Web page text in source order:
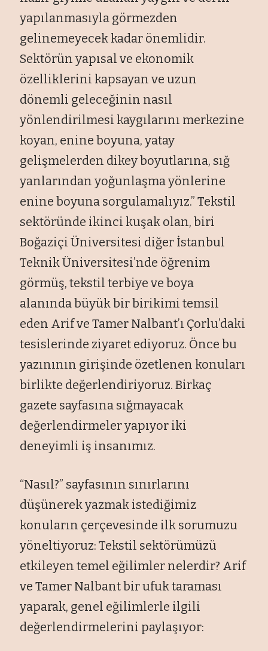
yapılanmasıyla görmezden
gelinemeyecek kadar önemlidir.
Sektörün yapısal ve ekonomik
özelliklerini kapsayan ve uzun
dönemli geleceğinin nasıl
yönlendirilmesi kaygılarını merkezine
koyan, enine boyuna, yatay
gelişmelerden dikey boyutlarına, sığ
yanlarından yoğunlaşma yönlerine
enine boyuna sorgulamalıyız.” Tekstil
sektöründe ikinci kuşak olan, biri
Boğaziçi Üniversitesi diğer İstanbul
Teknik Üniversitesi’nde öğrenim
görmüş, tekstil terbiye ve boya
alanında büyük bir birikimi temsil
eden Arif ve Tamer Nalbant’ı Çorlu’daki
tesislerinde ziyaret ediyoruz. Önce bu
yazınının girişinde özetlenen konuları
birlikte değerlendiriyoruz. Birkaç
gazete sayfasına sığmayacak
değerlendirmeler yapıyor iki
deneyimli iş insanımız.
“Nasıl?” sayfasının sınırlarını
düşünerek yazmak istediğimiz
konuların çerçevesinde ilk sorumuzu
yöneltiyoruz: Tekstil sektörümüzü
etkileyen temel eğilimler nelerdir? Arif
ve Tamer Nalbant bir ufuk taraması
yaparak, genel eğilimlerle ilgili
değerlendirmelerini paylaşıyor: